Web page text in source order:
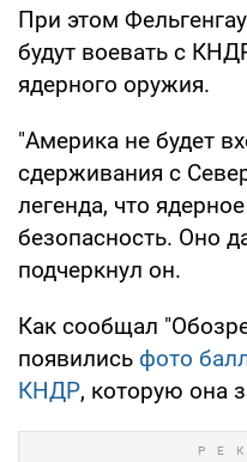
При этом
будут воевать с
ядерного оружия.
"Америка не будет
сдерживания с
легенда, что
безопасность. Оно
подчеркнул он.
Как сообщал
появились фото
КНДР, которую она